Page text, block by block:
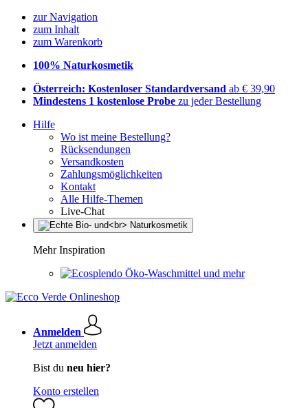
zur Navigation
zum Inhalt
zum Warenkorb
100% Naturkosmetik
Österreich: Kostenloser Standardversand ab € 39,90
Mindestens 1 kostenlose Probe zu jeder Bestellung
Hilfe
Wo ist meine Bestellung?
Rücksendungen
Versandkosten
Zahlungsmöglichkeiten
Kontakt
Alle Hilfe-Themen
Live-Chat
Mehr Inspiration
Öko-Waschmittel und mehr
Anmelden
Jetzt anmelden
Bist du neu hier?
Konto erstellen